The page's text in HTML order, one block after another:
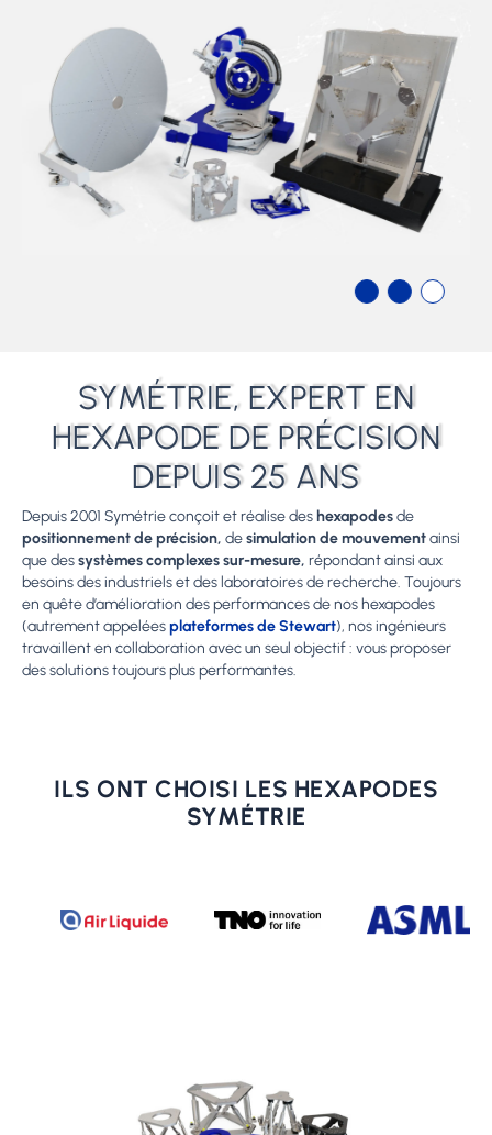
SYMÉTRIE, EXPERT EN
HEXAPODE DE PRÉCISION
DEPUIS 25 ANS
Depuis 2001 Symétrie conçoit et réalise des hexapodesde
positionnement de précision,desimulation de mouvementainsi
que dessystèmes complexes sur-mesure, répondant ainsi aux
besoins des industriels et des laboratoires de recherche. Toujours
en quête d’amélioration des performances de nos hexapodes
(autrement appeléesplateformes de Stewart), nos ingénieurs
travaillent en collaboration avec un seul objectif : vous proposer
des solutions toujours plus performantes.
ILS ONT CHOISI LES HEXAPODES
SYMÉTRIE